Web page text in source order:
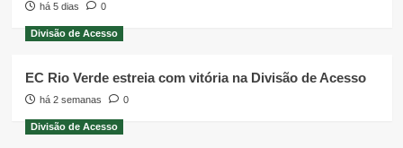
há 5 dias 0
Divisão de Acesso
EC Rio Verde estreia com vitória na Divisão de Acesso
há 2 semanas 0
Divisão de Acesso